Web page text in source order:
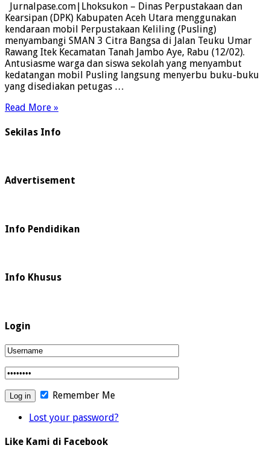
Jurnalpase.com|Lhoksukon – Dinas Perpustakaan dan
Kearsipan (DPK) Kabupaten Aceh Utara menggunakan
kendaraan mobil Perpustakaan Keliling (Pusling)
menyambangi SMAN 3 Citra Bangsa di Jalan Teuku Umar
Rawang Itek Kecamatan Tanah Jambo Aye, Rabu (12/02).
Antusiasme warga dan siswa sekolah yang menyambut
kedatangan mobil Pusling langsung menyerbu buku-buku
yang disediakan petugas …
Read More »
Sekilas Info
Advertisement
Info Pendidikan
Info Khusus
Login
Remember Me
Lost your password?
Like Kami di Facebook